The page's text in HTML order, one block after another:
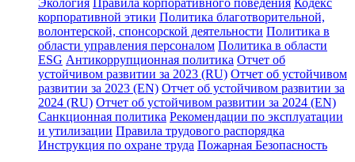
Экология Правила корпоративного поведения Кодекс
корпоративной этики Политика благотворительной,
волонтерской, спонсорской деятельности Политика в
области управления персоналом Политика в области
ESG Антикоррупционная политика Отчет об
устойчивом развитии за 2023 (RU) Отчет об устойчивом
развитии за 2023 (EN) Отчет об устойчивом развитии за
2024 (RU) Отчет об устойчивом развитии за 2024 (EN)
Санкционная политика Рекомендации по эксплуатации
и утилизации Правила трудового распорядка
Инструкция по охране труда Пожарная Безопасность